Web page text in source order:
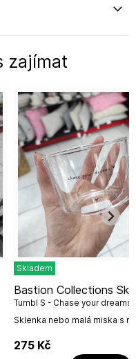
zajímat
Skladem
Sklenka nebo malá miska s
Určena je na domácí
víno, ale slušet bude i...
Bastion Collections Sklenka
Tumbl S - Chase your
275 Kč